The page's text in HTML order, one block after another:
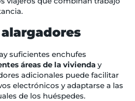
suficientes enchufes
áreas de la vivienday
adicionales puede facilitar
electrónicos y adaptarse a las
de los huéspedes.